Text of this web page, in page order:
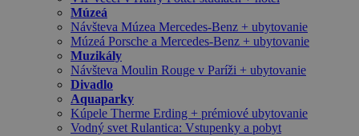
Múzeá
Návšteva Múzea Mercedes-Benz + ubytovanie
Múzeá Porsche a Mercedes-Benz + ubytovanie
Muzikály
Návšteva Moulin Rouge v Paríži + ubytovanie
Divadlo
Aquaparky
Kúpele Therme Erding + prémiové ubytovanie
Vodný svet Rulantica: Vstupenky a pobyt